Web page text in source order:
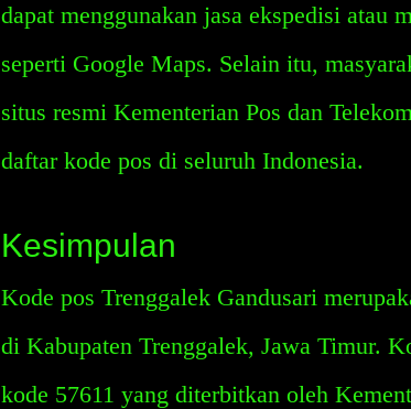
dapat menggunakan jasa ekspedisi atau
seperti Google Maps. Selain itu,
situs resmi Kementerian Pos dan
daftar kode pos di seluruh Indonesia.
Kesimpulan
Kode pos Trenggalek Gandusari
di Kabupaten Trenggalek, Jawa Timur.
kode 57611 yang diterbitkan oleh